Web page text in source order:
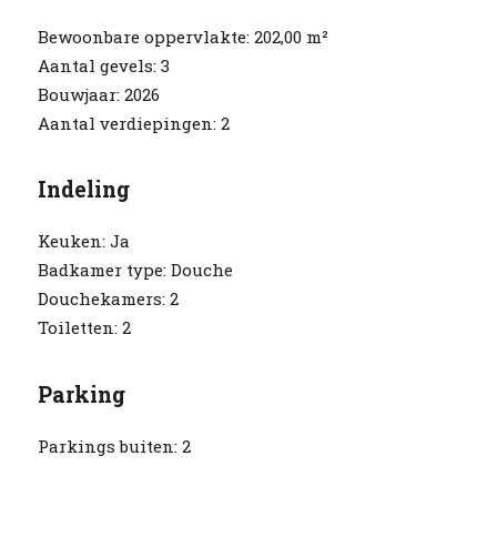
Bewoonbare oppervlakte: 202,00 m²
Aantal gevels: 3
Bouwjaar: 2026
Aantal verdiepingen: 2
Indeling
Keuken: Ja
Badkamer type: Douche
Douchekamers: 2
Toiletten: 2
Parking
Parkings buiten: 2